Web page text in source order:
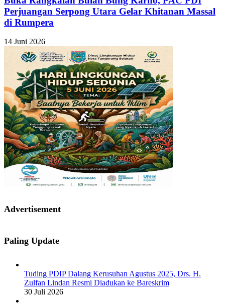
Perjuangan Serpong Utara Gelar Khitanan Massal
di Rumpera
14 Juni 2026
Advertisement
Paling Update
Tuding PDIP Dalang Kerusuhan Agustus 2025, Drs. H.
Zulfan Lindan Resmi Diadukan ke Bareskrim
30 Juli 2026